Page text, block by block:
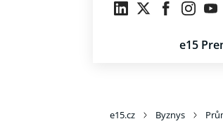
e15
e15.cz Byznys